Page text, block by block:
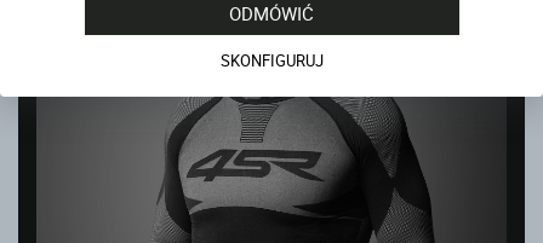
ODMÓWIĆ
SKONFIGURUJ